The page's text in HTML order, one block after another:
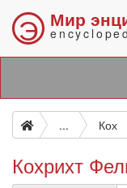
Э Мир
... Кох
Кохрихт